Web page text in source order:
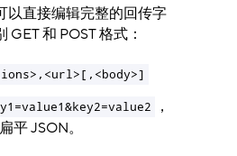
以直接编辑完整的回传字
和 POST 格式：
，
平 JSON。